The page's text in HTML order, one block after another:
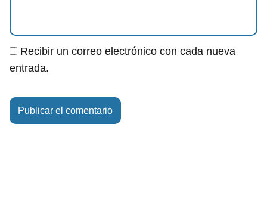
Recibir un correo electrónico con cada nueva
entrada.